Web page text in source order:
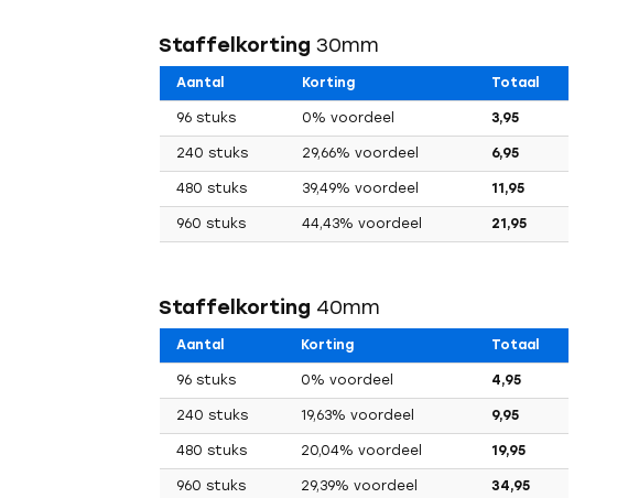
Staffelkorting 30mm
Aantal Korting Totaal
96 stuks 0% voordeel 3,95
240 stuks 29,66% voordeel 6,95
480 stuks 39,49% voordeel 11,95
960 stuks 44,43% voordeel 21,95
Staffelkorting 40mm
Aantal Korting Totaal
96 stuks 0% voordeel 4,95
240 stuks 19,63% voordeel 9,95
480 stuks 20,04% voordeel 19,95
960 stuks 29,39% voordeel 34,95
Vorige